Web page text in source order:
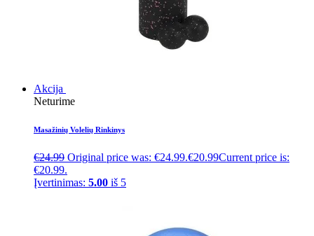
Akcija
Neturime
Masažinių Volelių Rinkinys
€24.99 Original price was: €24.99.€20.99Current price is:
€20.99.
Įvertinimas: 5.00 iš 5